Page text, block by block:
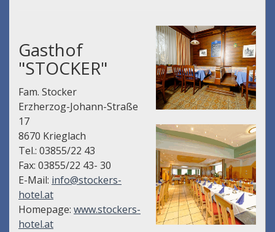
Gasthof
"STOCKER"
Fam. Stocker
Erzherzog-Johann-Straße
17
8670 Krieglach
Tel.: 03855/22 43
Fax: 03855/22 43- 30
E-Mail: info@stockers-
hotel.at
Homepage: www.stockers-
hotel.at